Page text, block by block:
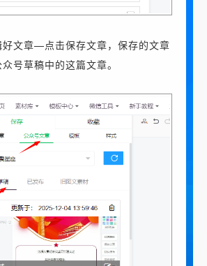
文章—点击保存文章，保存的文章
号草稿中的这篇文章。